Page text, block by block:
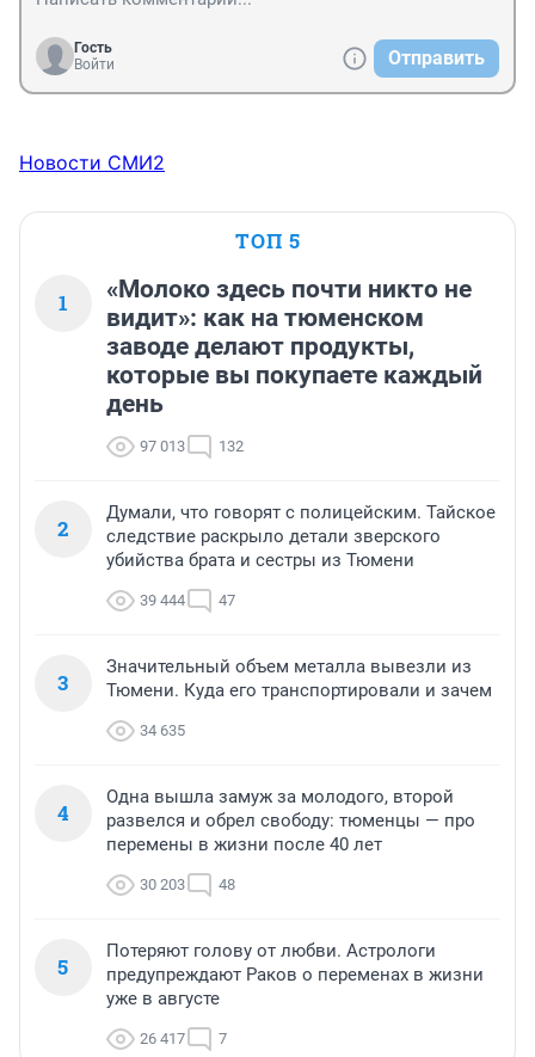
Гость
Войти
Отправить
Новости СМИ2
ТОП 5
1
«Молоко здесь почти никто не
видит»: как на тюменском
заводе делают продукты,
которые вы покупаете каждый
день
97 013 132
2
Думали, что говорят с полицейским. Тайское
следствие раскрыло детали зверского
убийства брата и сестры из Тюмени
39 444 47
3
Значительный объем металла вывезли из
Тюмени. Куда его транспортировали и зачем
34 635
4
Одна вышла замуж за молодого, второй
развелся и обрел свободу: тюменцы — про
перемены в жизни после 40 лет
30 203 48
5
Потеряют голову от любви. Астрологи
предупреждают Раков о переменах в жизни
уже в августе
26 417 7